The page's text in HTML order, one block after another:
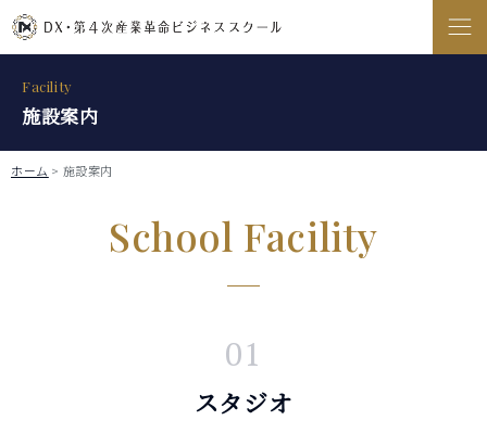
Facility
施設案内
ホーム > 施設案内
School Facility
01
スタジオ